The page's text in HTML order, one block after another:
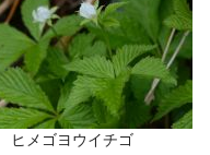
ヒメゴヨウイチゴ